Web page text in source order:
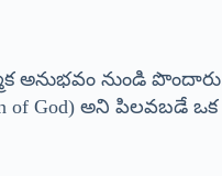
అనుభవం నుండి
God) అని పిలవబడే ఒక